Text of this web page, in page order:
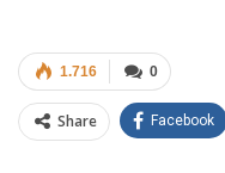
0
1.716
Share Facebook